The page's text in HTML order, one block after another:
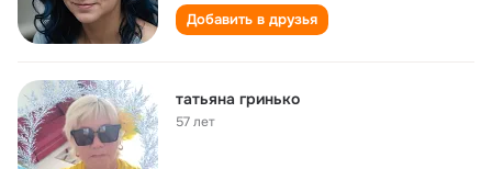
Добавить в друзья
татьяна гринько
57 лет